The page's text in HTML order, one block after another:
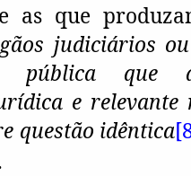
as que
judiciários
pública que
e relevante
questão idêntica